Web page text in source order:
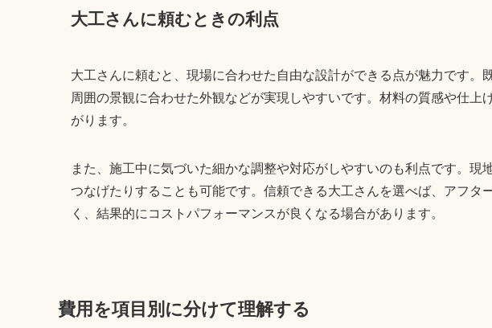
大工さんに頼むときの利点
大工さんに頼むと、現場に合わせた自由な設計ができる点が魅力です。
周囲の景観に合わせた外観などが実現しやすいです。材料の質感や仕上
がります。
また、施工中に気づいた細かな調整や対応がしやすいのも利点です。現
つなげたりすることも可能です。信頼できる大工さんを選べば、アフタ
く、結果的にコストパフォーマンスが良くなる場合があります。
費用を項目別に分けて理解する